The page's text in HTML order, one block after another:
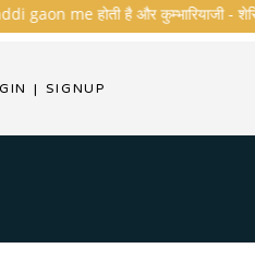
me होती है और कुम्भारियाजी -
| SIGNUP